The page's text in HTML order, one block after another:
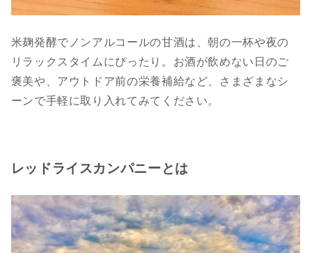
米麹発酵でノンアルコールの甘酒は、朝の一杯や夜の
リラックスタイムにぴったり。お酒が飲めない日のご
褒美や、アウトドア前の栄養補給など、さまざまなシ
ーンで手軽に取り入れてみてください。
レッドライスカンパニーとは